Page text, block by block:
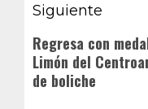
Siguiente
Siguiente
entrada:
Regresa con
Limón del
de boliche